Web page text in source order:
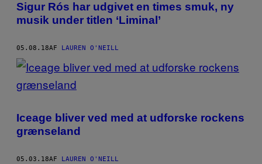
Sigur Rós har udgivet en times smuk, ny
musik under titlen ‘Liminal’
05.08.18AF LAUREN O'NEILL
Iceage bliver ved med at udforske rockens
grænseland
05.03.18AF LAUREN O'NEILL